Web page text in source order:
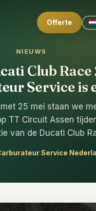
Offerte
NIEUWS
Club Race
Service is
25 mei staan we
TT Circuit Assen
van de Ducati Club
Service